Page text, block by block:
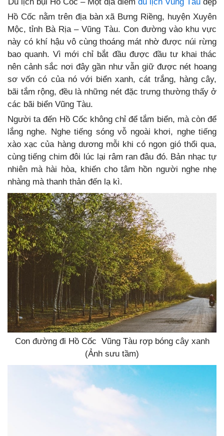
Hồ Cốc nằm trên địa bàn xã Bưng Riềng, huyện Xuyên
Mộc, tỉnh Bà Rịa – Vũng Tàu. Con đường vào khu vực
này có khí hậu vô cùng thoáng mát nhờ được núi rừng
bao quanh. Vì mới chỉ bắt đầu được đầu tư khai thác
nên cảnh sắc nơi đây gần như vẫn giữ được nét hoang
sơ vốn có của nó với biển xanh, cát trắng, hàng cây,
bãi tắm rộng, đều là những nét đặc trưng thường thấy ở
các bãi biển Vũng Tàu.
Người ta đến Hồ Cốc không chỉ để tắm biển, mà còn để
lắng nghe. Nghe tiếng sóng vỗ ngoài khơi, nghe tiếng
xào xạc của hàng dương mỗi khi có ngọn gió thổi qua,
cùng tiếng chim đôi lúc lại râm ran đâu đó. Bản nhạc tự
nhiên mà hài hòa, khiến cho tâm hồn người nghe nhẹ
nhàng mà thanh thản đến lạ kì.
Con đường đi Hồ Cốc Vũng Tàu rợp bóng cây xanh
(Ảnh sưu tầm)